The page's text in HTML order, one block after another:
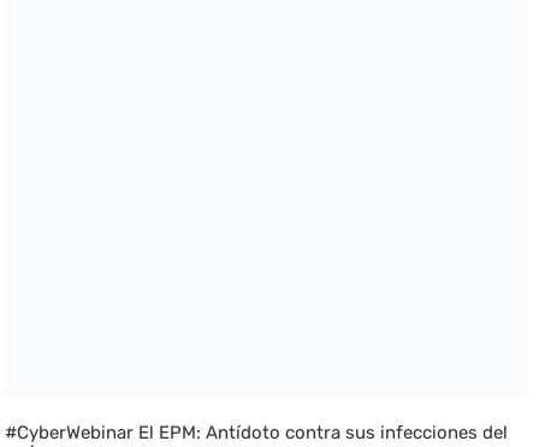
#CyberWebinar El EPM: Antídoto contra sus infecciones del